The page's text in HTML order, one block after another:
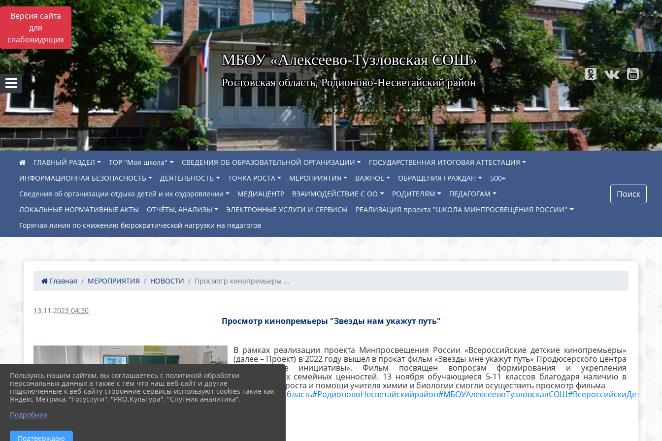
Версия сайта
для
слабовидящих
МБОУ «Алексеево-Тузловская СОШ»
Ростовская область, Родионово-Несветайский район
ГЛАВНЫЙ РАЗДЕЛ ТОР "Моя школа" СВЕДЕНИЯ ОБ ОБРАЗОВАТЕЛЬНОЙ ОРГАНИЗАЦИИ
ГОСУДАРСТВЕННАЯ ИТОГОВАЯ АТТЕСТАЦИЯ
ИНФОРМАЦИОННАЯ БЕЗОПАСНОСТЬ
ДЕЯТЕЛЬНОСТЬ ТОЧКА РОСТА МЕРОПРИЯТИЯ ВАЖНОЕ ОБРАЩЕНИЯ ГРАЖДАН
500+
Сведения об организации отдыха детей и их оздоровлении
МЕДИАЦЕНТР ВЗАИМОДЕЙСТВИЕ С ОО РОДИТЕЛЯМ
ПЕДАГОГАМ
ЛОКАЛЬНЫЕ НОРМАТИВНЫЕ АКТЫ
ОТЧЁТЫ, АНАЛИЗЫ ЭЛЕКТРОННЫЕ УСЛУГИ И СЕРВИСЫ
РЕАЛИЗАЦИЯ проекта "ШКОЛА МИНПРОСВЕЩЕНИЯ РОССИИ"
Горячая линия по снижению бюрократической нагрузки на педагогов
Поиск
Главная МЕРОПРИЯТИЯ НОВОСТИ Просмотр кинопремьеры ...
13.11.2023 04:30
Просмотр кинопремьеры "Звезды нам укажут путь"
В рамках реализации проекта Минпросвещения России «Всероссийские детские кинопремьеры»
(далее – Проект) в 2022 году вышел в прокат фильм «Звезды мне укажут путь» Продюсерского центра
«Молодежные инициативы». Фильм посвящен вопросам формирования и укрепления
традиционных семейных ценностей. 13 ноября обучающиеся 5-11 классов благодаря наличию в
школе Точки роста и помощи учителя химии и биологии смогли осуществить просмотр фильма
#Ростовскаяобласть#РодионовоНесветайскийрайон#МБОУАлексеевоТузловскаяСОШ
Пользуясь нашим сайтом, вы соглашаетесь с политикой обработки
персональных данных а также с тем что наш веб-сайт и другие
подключенные к веб-сайту сторонние сервисы используют cookies такие как
Яндекс Метрика, "Госуслуги", "PRO.Культура", "Спутник аналитика".
Подробнее
Подтверждаю